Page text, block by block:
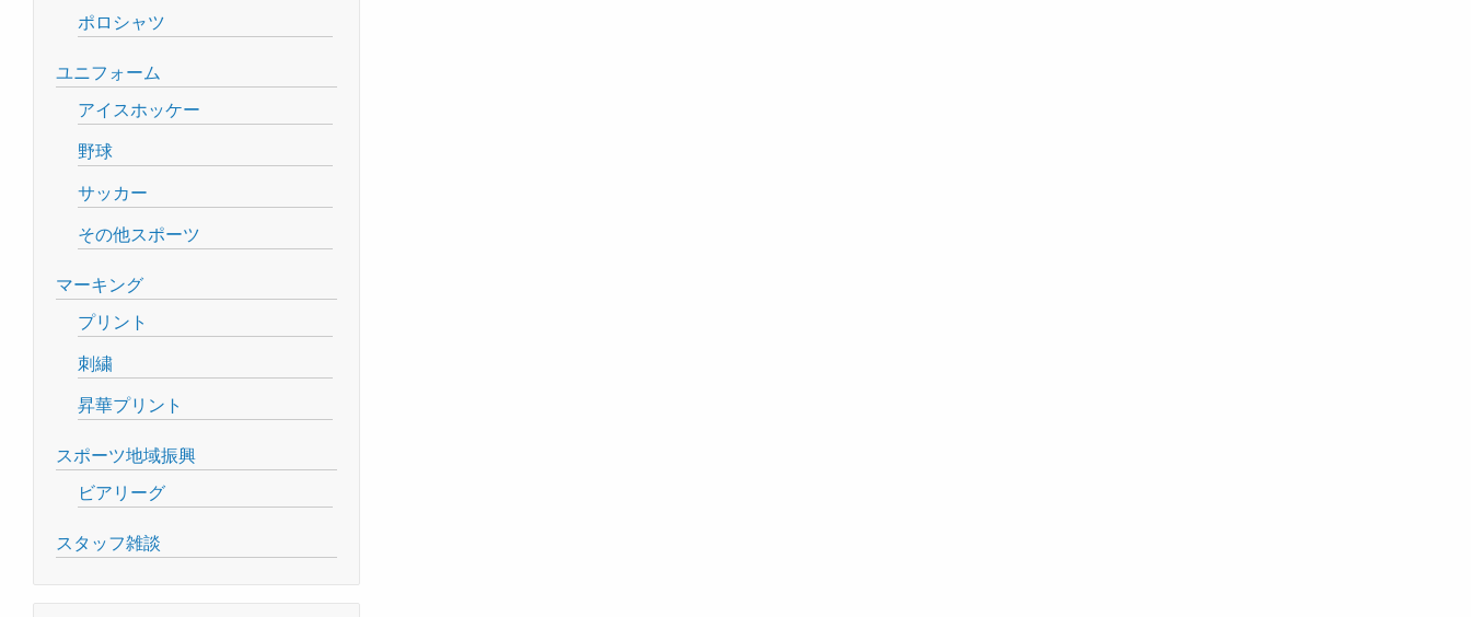
ポロシャツ
ユニフォーム
アイスホッケー
野球
サッカー
その他スポーツ
マーキング
プリント
刺繍
昇華プリント
スポーツ地域振興
ビアリーグ
スタッフ雑談